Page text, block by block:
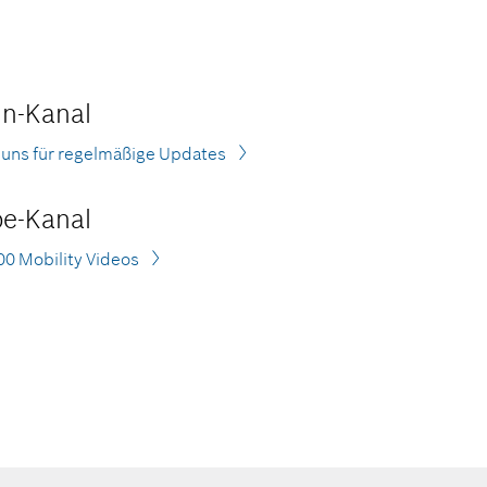
Kanal
für regelmäßige Updates
Kanal
Mobility Videos